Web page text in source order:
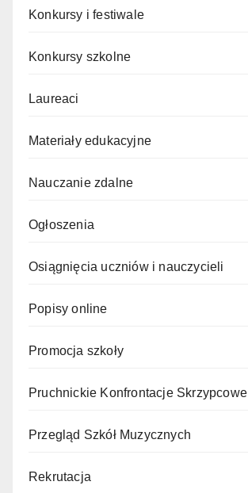
Konkursy i festiwale
Konkursy szkolne
Laureaci
Materiały edukacyjne
Nauczanie zdalne
Ogłoszenia
Osiągnięcia uczniów i nauczycieli
Popisy online
Promocja szkoły
Pruchnickie Konfrontacje Skrzypcowe
Przegląd Szkół Muzycznych
Rekrutacja